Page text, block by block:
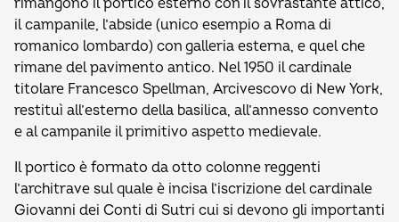
rimangono il portico esterno con il sovrastante attico,
il campanile, l’abside (unico esempio a Roma di
romanico lombardo) con galleria esterna, e quel che
rimane del pavimento antico. Nel 1950 il cardinale
titolare Francesco Spellman, Arcivescovo di New York,
restituì all’esterno della basilica, all’annesso convento
e al campanile il primitivo aspetto medievale.
Il portico è formato da otto colonne reggenti
l’architrave sul quale è incisa l’iscrizione del cardinale
Giovanni dei Conti di Sutri cui si devono gli importanti